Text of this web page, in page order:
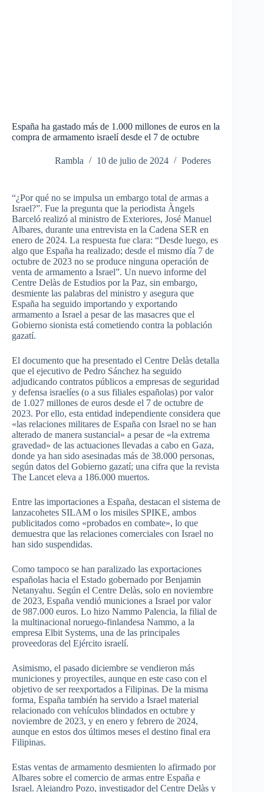
España ha gastado más de 1.000 millones de euros en la
compra de armamento israelí desde el 7 de octubre
Rambla 10 de julio de 2024 Poderes
“¿Por qué no se impulsa un embargo total de armas a
Israel?”. Fue la pregunta que la periodista Àngels
Barceló realizó al ministro de Exteriores, José Manuel
Albares, durante una entrevista en la Cadena SER en
enero de 2024. La respuesta fue clara: “Desde luego, es
algo que España ha realizado; desde el mismo día 7 de
octubre de 2023 no se produce ninguna operación de
venta de armamento a Israel”. Un nuevo informe del
Centre Delàs de Estudios por la Paz, sin embargo,
desmiente las palabras del ministro y asegura que
España ha seguido importando y exportando
armamento a Israel a pesar de las masacres que el
Gobierno sionista está cometiendo contra la población
gazatí.
El documento que ha presentado el Centre Delàs detalla
que el ejecutivo de Pedro Sánchez ha seguido
adjudicando contratos públicos a empresas de seguridad
y defensa israelíes (o a sus filiales españolas) por valor
de 1.027 millones de euros desde el 7 de octubre de
2023. Por ello, esta entidad independiente considera que
«las relaciones militares de España con Israel no se han
alterado de manera sustancial» a pesar de «la extrema
gravedad» de las actuaciones llevadas a cabo en Gaza,
donde ya han sido asesinadas más de 38.000 personas,
según datos del Gobierno gazatí; una cifra que la revista
The Lancet eleva a 186.000 muertos.
Entre las importaciones a España, destacan el sistema de
lanzacohetes SILAM o los misiles SPIKE, ambos
publicitados como «probados en combate», lo que
demuestra que las relaciones comerciales con Israel no
han sido suspendidas.
Como tampoco se han paralizado las exportaciones
españolas hacia el Estado gobernado por Benjamin
Netanyahu. Según el Centre Delàs, solo en noviembre
de 2023, España vendió municiones a Israel por valor
de 987.000 euros. Lo hizo Nammo Palencia, la filial de
la multinacional noruego-finlandesa Nammo, a la
empresa Elbit Systems, una de las principales
proveedoras del Ejército israelí.
Asimismo, el pasado diciembre se vendieron más
municiones y proyectiles, aunque en este caso con el
objetivo de ser reexportados a Filipinas. De la misma
forma, España también ha servido a Israel material
relacionado con vehículos blindados en octubre y
noviembre de 2023, y en enero y febrero de 2024,
aunque en estos dos últimos meses el destino final era
Filipinas.
Estas ventas de armamento desmienten lo afirmado por
Albares sobre el comercio de armas entre España e
Israel. Alejandro Pozo, investigador del Centre Delàs y